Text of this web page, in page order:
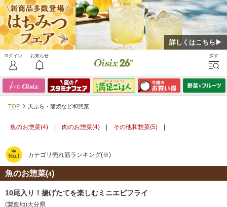
詳しくはこちら▶
TOP 天ぷら・蒲焼など和惣菜
魚のお惣菜(4) 肉のお惣菜(4) その他和惣菜(5)
カテゴリ売れ筋ランキング(※)
魚のお惣菜(4)